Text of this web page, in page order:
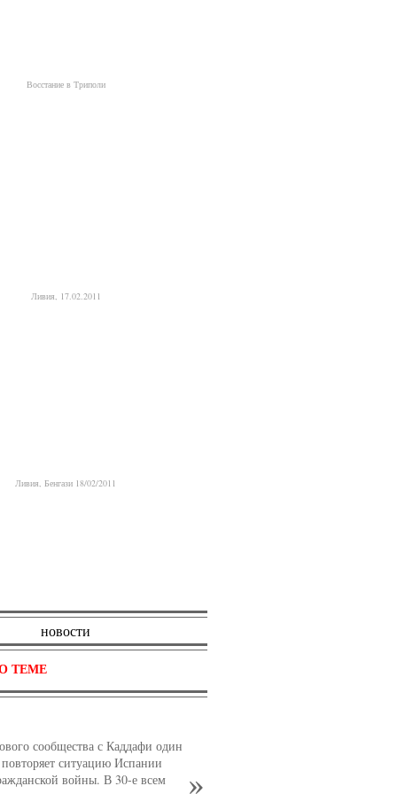
Восстание в Триполи
Ливия, 17.02.2011
Ливия, Бенгази 18/02/2011
новости
ТЕМЕ
сообщества с Каддафи один
ситуацию Испании
войны. В 30-е всем